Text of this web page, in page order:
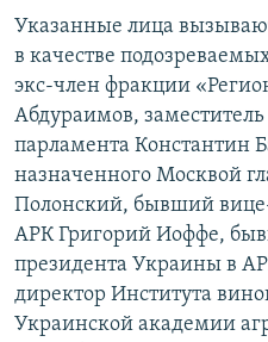
Указанные лица
в качестве
экс-член фракции
Абдураимов,
парламента Константин
назначенного Москвой
Полонский, бывший
АРК Григорий Иоффе,
президента Украины в
директор Института
Украинской академии